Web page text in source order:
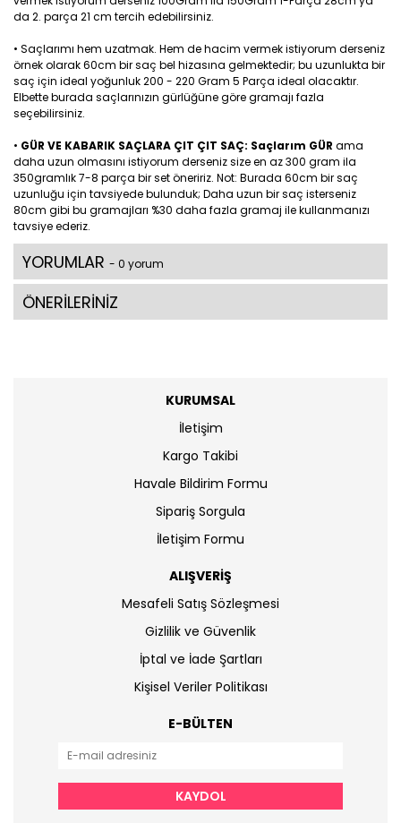
da 2. parça 21 cm tercih edebilirsiniz.
• Saçlarımı hem uzatmak. Hem de hacim vermek istiyorum derseniz
örnek olarak 60cm bir saç bel hizasına gelmektedir; bu uzunlukta bir
saç için ideal yoğunluk 200 - 220 Gram 5 Parça ideal olacaktır.
Elbette burada saçlarınızın gürlüğüne göre gramajı fazla
seçebilirsiniz.
• GÜR VE KABARIK SAÇLARA ÇIT ÇIT SAÇ: Saçlarım GÜR ama
daha uzun olmasını istiyorum derseniz size en az 300 gram ila
350gramlık 7-8 parça bir set öneririz. Not: Burada 60cm bir saç
uzunluğu için tavsiyede bulunduk; Daha uzun bir saç isterseniz
80cm gibi bu gramajları %30 daha fazla gramaj ile kullanmanızı
tavsiye ederiz.
YORUMLAR - 0 yorum
ÖNERİLERİNİZ
KURUMSAL
İletişim
Kargo Takibi
Havale Bildirim Formu
Sipariş Sorgula
İletişim Formu
ALIŞVERİŞ
Mesafeli Satış Sözleşmesi
Gizlilik ve Güvenlik
İptal ve İade Şartları
Kişisel Veriler Politikası
E-BÜLTEN
KAYDOL